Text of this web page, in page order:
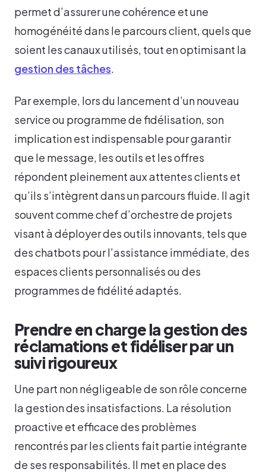
permet d’assurer une cohérence et une
homogénéité dans le parcours client, quels que
soient les canaux utilisés, tout en optimisant la
gestion des tâches.
Par exemple, lors du lancement d’un nouveau
service ou programme de fidélisation, son
implication est indispensable pour garantir
que le message, les outils et les offres
répondent pleinement aux attentes clients et
qu’ils s’intègrent dans un parcours fluide. Il agit
souvent comme chef d’orchestre de projets
visant à déployer des outils innovants, tels que
des chatbots pour l’assistance immédiate, des
espaces clients personnalisés ou des
programmes de fidélité adaptés.
Prendre en charge la gestion des
réclamations et fidéliser par un
suivi rigoureux
Une part non négligeable de son rôle concerne
la gestion des insatisfactions. La résolution
proactive et efficace des problèmes
rencontrés par les clients fait partie intégrante
de ses responsabilités. Il met en place des